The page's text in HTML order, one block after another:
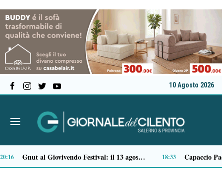
10 Agosto 2026
Portici, due persone trovate morte in casa: una vittima è 44enne di Vallo della Lucania 15:07 14:58